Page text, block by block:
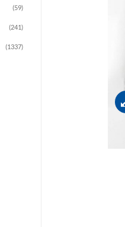
(59)
(241)
(1337)